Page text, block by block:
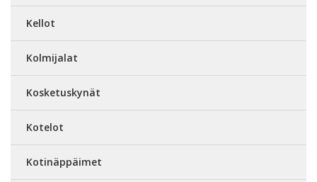
Kellot
Kolmijalat
Kosketuskynät
Kotelot
Kotinäppäimet